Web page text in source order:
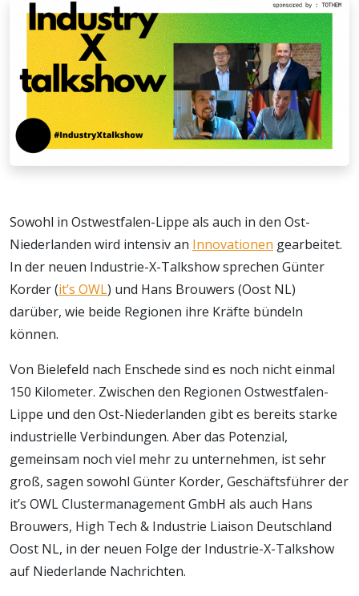
Sowohl in Ostwestfalen-Lippe als auch in den Ost-
Niederlanden wird intensiv an Innovationen gearbeitet.
In der neuen Industrie-X-Talkshow sprechen Günter
Korder (it’s OWL) und Hans Brouwers (Oost NL)
darüber, wie beide Regionen ihre Kräfte bündeln
können.
Von Bielefeld nach Enschede sind es noch nicht einmal
150 Kilometer. Zwischen den Regionen Ostwestfalen-
Lippe und den Ost-Niederlanden gibt es bereits starke
industrielle Verbindungen. Aber das Potenzial,
gemeinsam noch viel mehr zu unternehmen, ist sehr
groß, sagen sowohl Günter Korder, Geschäftsführer der
it’s OWL Clustermanagement GmbH als auch Hans
Brouwers, High Tech & Industrie Liaison Deutschland
Oost NL, in der neuen Folge der Industrie-X-Talkshow
auf Niederlande Nachrichten.